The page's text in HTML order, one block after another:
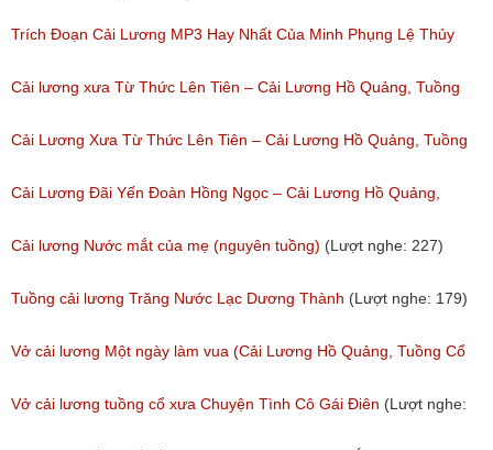
Trích Đoạn Cải Lương MP3 Hay Nhất Của Minh Phụng Lệ Thủy
Phần 1
(Lượt nghe: 11,534)
Cải lương xưa Từ Thức Lên Tiên – Cải Lương Hồ Quảng, Tuồng
Cổ
(Lượt nghe: 258)
Cải Lương Xưa Từ Thức Lên Tiên – Cải Lương Hồ Quảng, Tuồng
Cổ
(Lượt nghe: 505)
Cải Lương Đãi Yến Đoàn Hồng Ngọc – Cải Lương Hồ Quảng,
Tuồng Cổ
(Lượt nghe: 243)
Cải lương Nước mắt của mẹ (nguyên tuồng) (Lượt nghe: 227)
Tuồng cải lương Trăng Nước Lạc Dương Thành (Lượt nghe: 179)
Vở cải lương Một ngày làm vua (Cải Lương Hồ Quảng, Tuồng Cổ
Xưa)
Vở cải lương tuồng cổ xưa Chuyện Tình Cô Gái Điên (Lượt nghe: